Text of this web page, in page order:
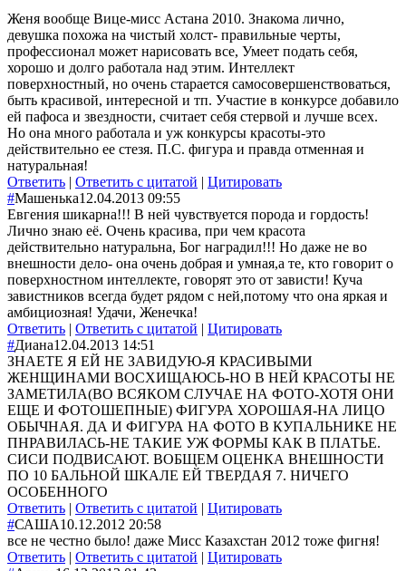
Женя вообще Вице-мисс Астана 2010. Знакома лично,
девушка похожа на чистый холст- правильные черты,
профессионал может нарисовать все, Умеет подать себя,
хорошо и долго работала над этим. Интеллект
поверхностный, но очень старается самосовершенствоваться,
быть красивой, интересной и тп. Участие в конкурсе добавило
ей пафоса и звездности, считает себя стервой и лучше всех.
Но она много работала и уж конкурсы красоты-это
действительно ее стезя. П.С. фигура и правда отменная и
натуральная!
Ответить | Ответить с цитатой | Цитировать
#Машенька12.04.2013 09:55
Евгения шикарна!!! В ней чувствуется порода и гордость!
Лично знаю её. Очень красива, при чем красота
действительно натуральна, Бог наградил!!! Но даже не во
внешности дело- она очень добрая и умная,а те, кто говорит о
поверхностном интеллекте, говорят это от зависти! Куча
завистников всегда будет рядом с ней,потому что она яркая и
амбициозная! Удачи, Женечка!
Ответить | Ответить с цитатой | Цитировать
#Диана12.04.2013 14:51
ЗНАЕТЕ Я ЕЙ НЕ ЗАВИДУЮ-Я КРАСИВЫМИ
ЖЕНЩИНАМИ ВОСХИЩАЮСЬ-НО В НЕЙ КРАСОТЫ НЕ
ЗАМЕТИЛА(ВО ВСЯКОМ СЛУЧАЕ НА ФОТО-ХОТЯ ОНИ
ЕЩЕ И ФОТОШЕПНЫЕ) ФИГУРА ХОРОШАЯ-НА ЛИЦО
ОБЫЧНАЯ. ДА И ФИГУРА НА ФОТО В КУПАЛЬНИКЕ НЕ
ПНРАВИЛАСЬ-НЕ ТАКИЕ УЖ ФОРМЫ КАК В ПЛАТЬЕ.
СИСИ ПОДВИСАЮТ. ВОБЩЕМ ОЦЕНКА ВНЕШНОСТИ
ПО 10 БАЛЬНОЙ ШКАЛЕ ЕЙ ТВЕРДАЯ 7. НИЧЕГО
ОСОБЕННОГО
Ответить | Ответить с цитатой | Цитировать
#САША10.12.2012 20:58
все не честно было! даже Мисс Казахстан 2012 тоже фигня!
Ответить | Ответить с цитатой | Цитировать